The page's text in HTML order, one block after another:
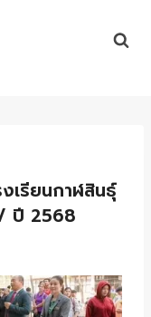
เรียนกาฬสินธุ์
ปี 2568